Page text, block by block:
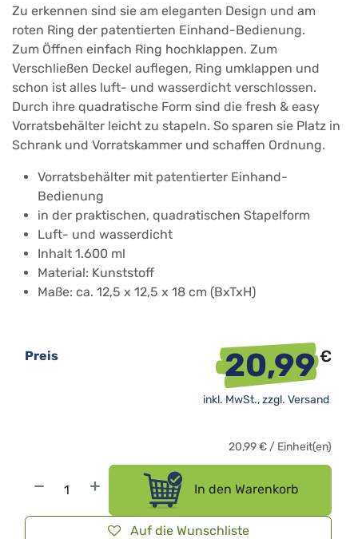
Zu erkennen sind sie am eleganten Design und am
roten Ring der patentierten Einhand-Bedienung.
Zum Öffnen einfach Ring hochklappen. Zum
Verschließen Deckel auflegen, Ring umklappen und
schon ist alles luft- und wasserdicht verschlossen.
Durch ihre quadratische Form sind die fresh & easy
Vorratsbehälter leicht zu stapeln. So sparen sie Platz in
Schrank und Vorratskammer und schaffen Ordnung.
Vorratsbehälter mit patentierter Einhand-
Bedienung
in der praktischen, quadratischen Stapelform
Luft- und wasserdicht
Inhalt 1.600 ml
Material: Kunststoff
Maße: ca. 12,5 x 12,5 x 18 cm (BxTxH)
In den Warenkorb
Auf die Wunschliste
Preis 20,99€
inkl. MwSt., zzgl. Versand
20,99€ / Einheit(en)